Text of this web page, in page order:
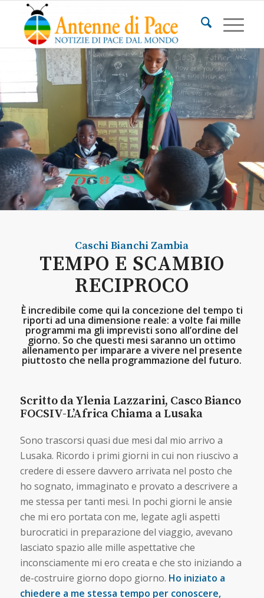
Caschi Bianchi Zambia
TEMPO E SCAMBIO
RECIPROCO
È incredibile come qui la concezione del tempo ti
riporti ad una dimensione reale: a volte fai mille
programmi ma gli imprevisti sono all’ordine del
giorno. So che questi mesi saranno un ottimo
allenamento per imparare a vivere nel presente
piuttosto che nella programmazione del futuro.
Scritto da Ylenia Lazzarini, Casco Bianco
FOCSIV-L’Africa Chiama a Lusaka
Sono trascorsi quasi due mesi dal mio arrivo a
Lusaka. Ricordo i primi giorni in cui non riuscivo a
credere di essere davvero arrivata nel posto che
ho sognato, immaginato e provato a descrivere a
me stessa per tanti mesi. In pochi giorni le ansie
che mi ero portata con me, legate agli aspetti
burocratici in preparazione del viaggio, avevano
lasciato spazio alle mille aspettative che
inconsciamente mi ero creata e che sto iniziando a
de-costruire giorno dopo giorno. Ho iniziato a
chiedere a me stessa tempo per conoscere,